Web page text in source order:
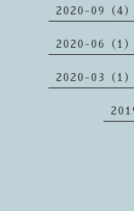
2020-09（4）
2020-06（1）
2020-03（1）